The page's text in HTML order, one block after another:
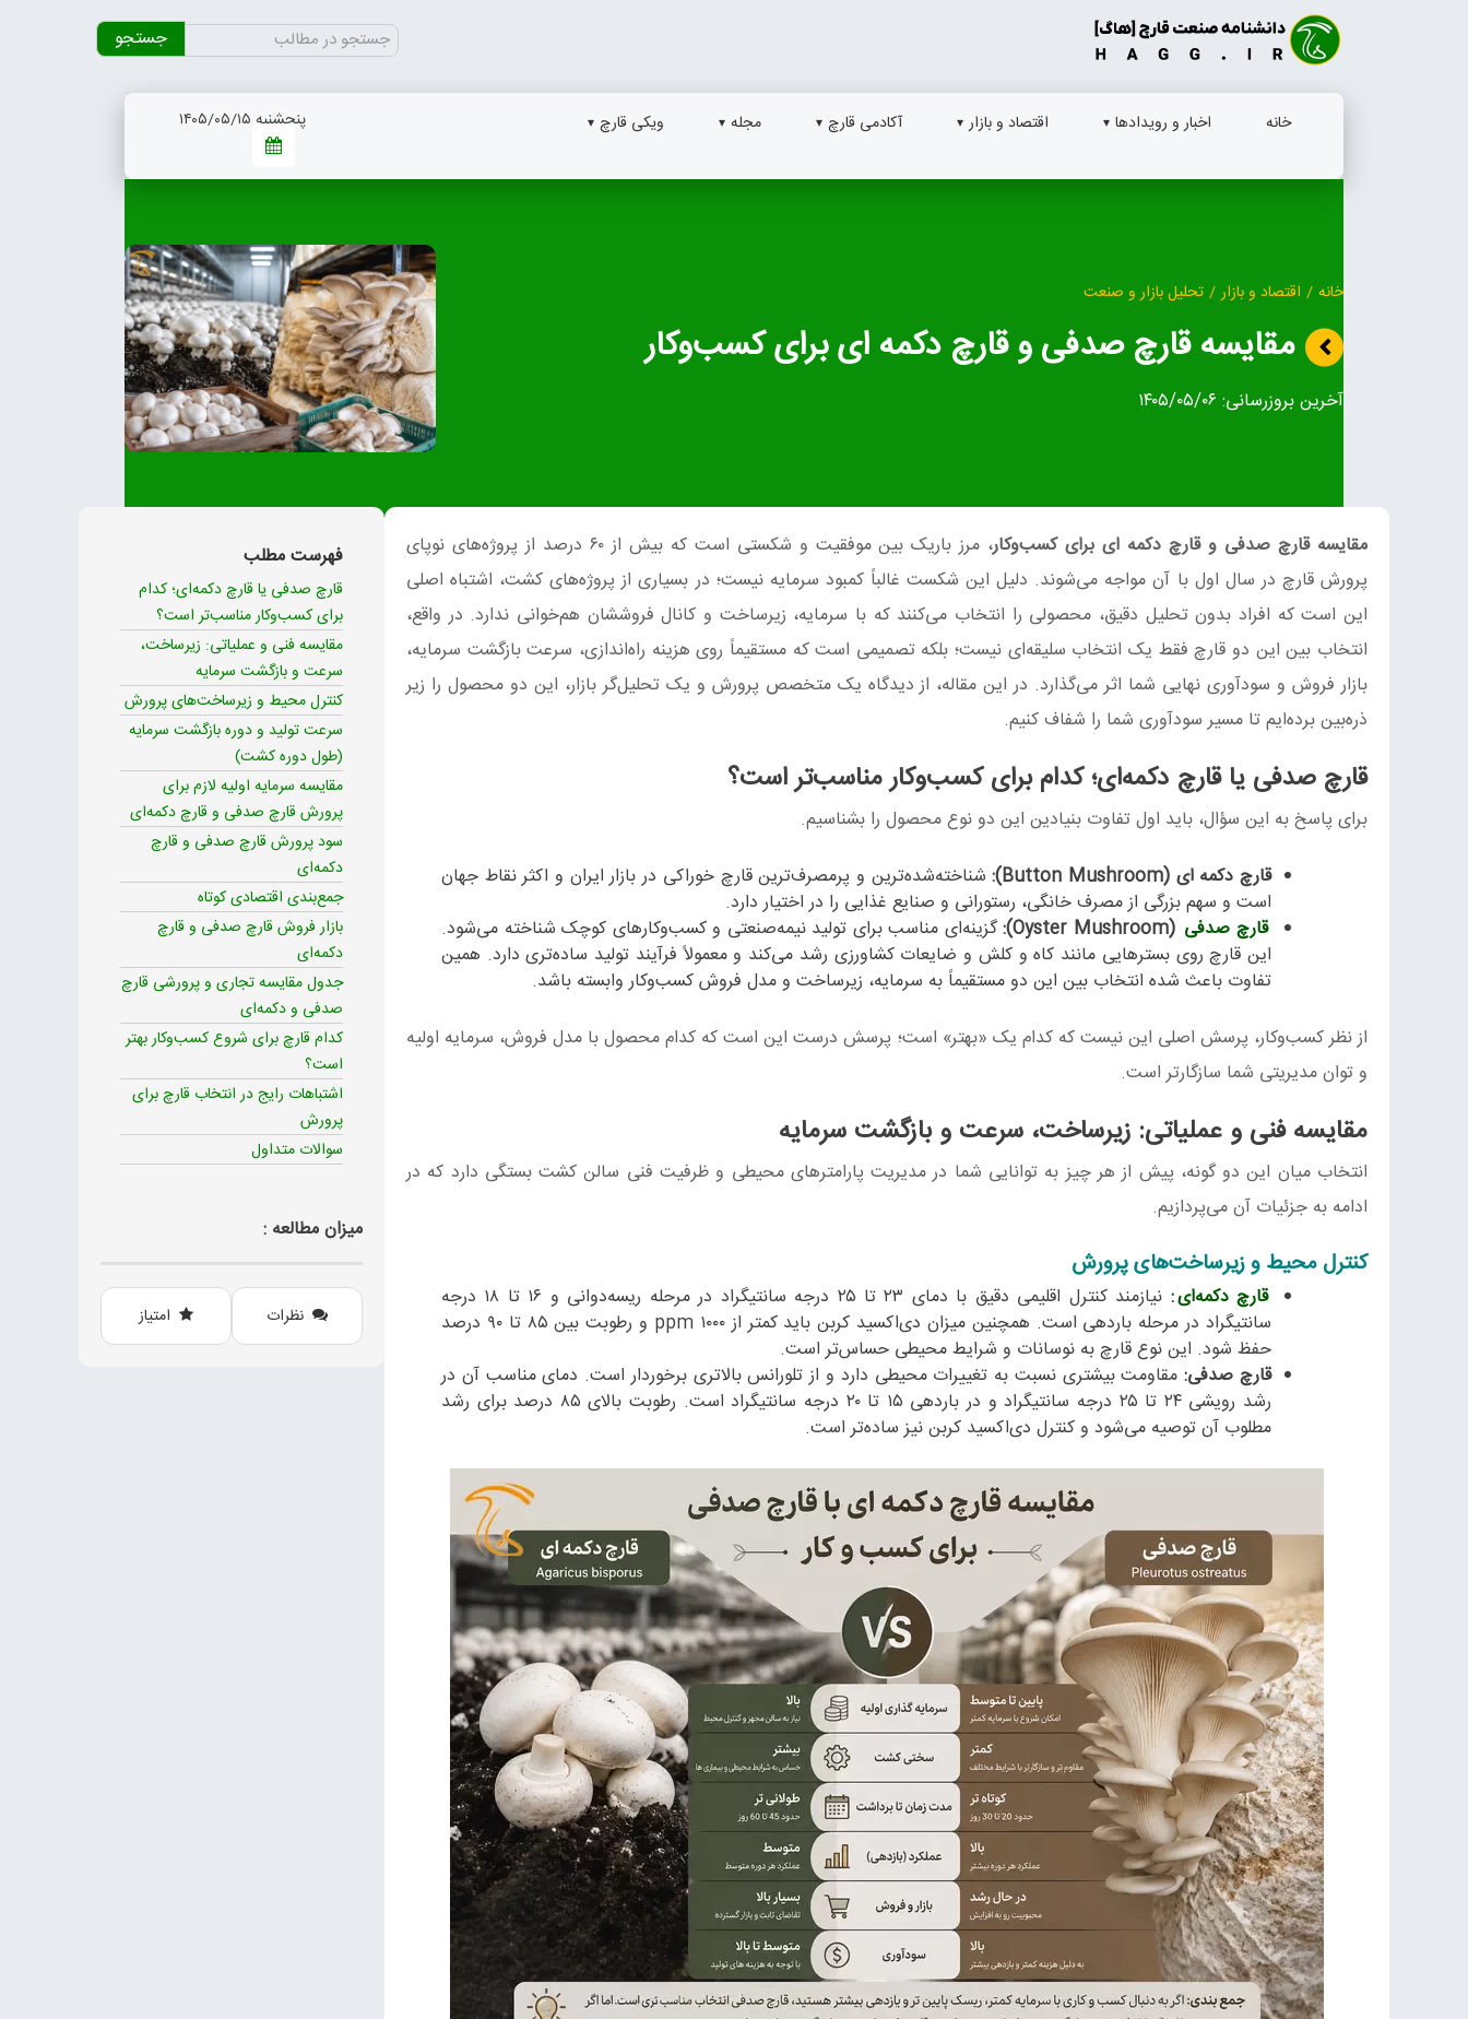
جستجو
برای:
خانه اخبار و رویدادها اقتصاد و بازار آکادمی قارچ مجله ویکی قارچ پنجشنبه ۱۴۰۵/۰۵/۱۵
خانه / اقتصاد و بازار / تحلیل بازار و صنعت
مقایسه قارچ صدفی و قارچ دکمه‌ ای برای کسب‌وکار
آخرین بروزرسانی: ۱۴۰۵/۰۵/۰۶
مقایسه قارچ صدفی و قارچ دکمه‌ ای برای کسب‌وکار
، مرز باریک بین موفقیت و شکستی است که بیش از ۶۰ درصد از پروژه‌های نوپای
پرورش قارچ در سال اول با آن مواجه می‌شوند. دلیل این شکست غالباً کمبود سرمایه نیست؛ در بسیاری از پروژه‌های کشت، اشتباه اصلی
این است که افراد بدون تحلیل دقیق، محصولی را انتخاب می‌کنند که با سرمایه، زیرساخت و کانال فروششان هم‌خوانی ندارد. در واقع،
انتخاب بین این دو قارچ فقط یک انتخاب سلیقه‌ای نیست؛ بلکه تصمیمی است که مستقیماً روی هزینه راه‌اندازی، سرعت بازگشت سرمایه،
بازار فروش و سودآوری نهایی شما اثر می‌گذارد. در این مقاله، از دیدگاه یک متخصص پرورش و یک تحلیل‌گر بازار، این دو محصول را زیر
ذره‌بین برده‌ایم تا مسیر سودآوری شما را شفاف کنیم.
قارچ صدفی یا قارچ دکمه‌ای؛ کدام برای کسب‌وکار مناسب‌تر است؟
برای پاسخ به این سؤال، باید اول تفاوت بنیادین این دو نوع محصول را بشناسیم.
قارچ دکمه‌ ای (Button Mushroom):
شناخته‌شده‌ترین و پرمصرف‌ترین قارچ خوراکی در بازار ایران و اکثر نقاط جهان
است و سهم بزرگی از مصرف خانگی، رستورانی و صنایع غذایی را در اختیار دارد.
قارچ صدفی (Oyster Mushroom):
گزینه‌ای مناسب برای تولید نیمه‌صنعتی و کسب‌وکارهای کوچک شناخته می‌شود.
این قارچ روی بسترهایی مانند کاه و کلش و ضایعات کشاورزی رشد می‌کند و معمولاً فرآیند تولید ساده‌تری دارد. همین
تفاوت باعث شده انتخاب بین این دو مستقیماً به سرمایه، زیرساخت و مدل فروش کسب‌وکار وابسته باشد.
از نظر کسب‌وکار، پرسش اصلی این نیست که کدام یک «بهتر» است؛ پرسش درست این است که کدام محصول با مدل فروش، سرمایه اولیه
و توان مدیریتی شما سازگارتر است.
مقایسه فنی و عملیاتی: زیرساخت، سرعت و بازگشت سرمایه
انتخاب میان این دو گونه، پیش از هر چیز به توانایی شما در مدیریت پارامترهای محیطی و ظرفیت فنی سالن کشت بستگی دارد که در
ادامه به جزئیات آن می‌پردازیم.
کنترل محیط و زیرساخت‌های پرورش
قارچ دکمه‌ای:
نیازمند کنترل اقلیمی دقیق با دمای ۲۳ تا ۲۵ درجه سانتیگراد در مرحله ریسه‌دوانی و ۱۶ تا ۱۸ درجه
سانتیگراد در مرحله باردهی است. همچنین میزان دی‌اکسید کربن باید کمتر از ۱۰۰۰ ppm و رطوبت بین ۸۵ تا ۹۰ درصد
حفظ شود. این نوع قارچ به نوسانات و شرایط محیطی حساس‌تر است.
قارچ صدفی:مقاومت بیشتری نسبت به تغییرات محیطی دارد و از تلورانس بالاتری برخوردار است. دمای مناسب آن در
رشد رویشی ۲۴ تا ۲۵ درجه سانتیگراد و در باردهی ۱۵ تا ۲۰ درجه سانتیگراد است. رطوبت بالای ۸۵ درصد برای رشد
مطلوب آن توصیه می‌شود و کنترل دی‌اکسید کربن نیز ساده‌تر است.
فهرست مطلب
قارچ صدفی یا قارچ دکمه‌ای؛ کدام
برای کسب‌وکار مناسب‌تر است؟
مقایسه فنی و عملیاتی: زیرساخت،
سرعت و بازگشت سرمایه
کنترل محیط و زیرساخت‌های پرورش
سرعت تولید و دوره بازگشت سرمایه
(طول دوره کشت)
مقایسه سرمایه اولیه لازم برای
پرورش قارچ صدفی و قارچ دکمه‌ای
سود پرورش قارچ صدفی و قارچ
دکمه‌ای
جمع‌بندی اقتصادی کوتاه
بازار فروش قارچ صدفی و قارچ
دکمه‌ای
جدول مقایسه تجاری و پرورشی قارچ
صدفی و دکمه‌ای
کدام قارچ برای شروع کسب‌وکار بهتر
است؟
اشتباهات رایج در انتخاب قارچ برای
پرورش
سوالات متداول
میزان مطالعه :
نظرات امتیاز